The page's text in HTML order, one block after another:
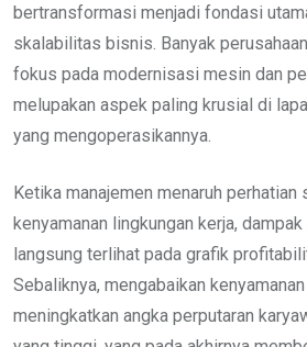
bertransformasi menjadi fondasi
skalabilitas bisnis. Banyak
fokus pada modernisasi mesin dan
melupakan aspek paling krusial di
yang mengoperasikannya.
Ketika manajemen menaruh perhatian
kenyamanan lingkungan kerja,
langsung terlihat pada grafik
Sebaliknya, mengabaikan
meningkatkan angka perputaran